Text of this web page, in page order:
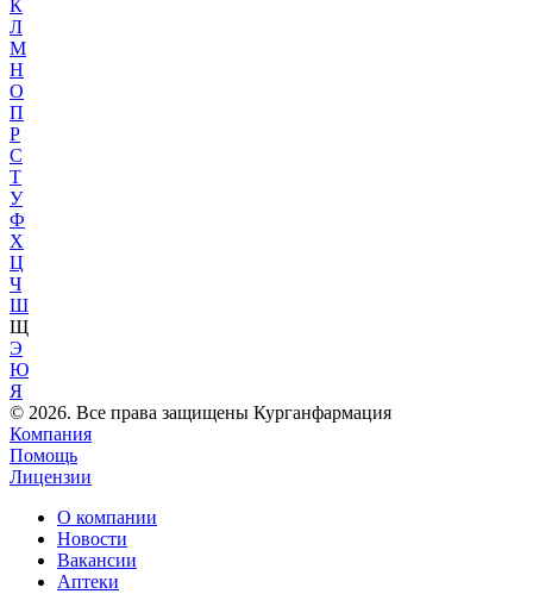
К
Л
М
Н
О
П
Р
С
Т
У
Ф
Х
Ц
Ч
Ш
Щ
Э
Ю
Я
© 2026. Все права защищены Курганфармация
Компания
Помощь
Лицензии
О компании
Новости
Вакансии
Аптеки